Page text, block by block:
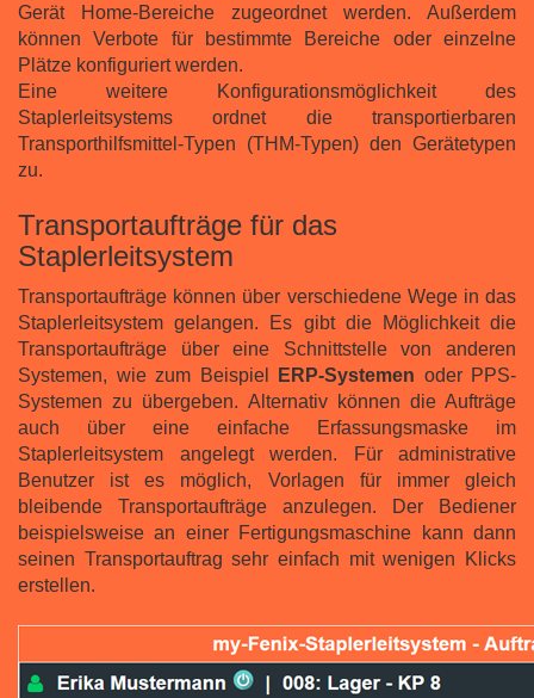
Gerät Home-Bereiche zugeordnet werden. Außerdem
können Verbote für bestimmte Bereiche oder einzelne
Plätze konfiguriert werden.
Eine weitere Konfigurationsmöglichkeit des
Staplerleitsystems ordnet die transportierbaren
Transporthilfsmittel-Typen (THM-Typen) den Gerätetypen
zu.
Transportaufträge für das
Staplerleitsystem
Transportaufträge können über verschiedene Wege in das
Staplerleitsystem gelangen. Es gibt die Möglichkeit die
Transportaufträge über eine Schnittstelle von anderen
Systemen, wie zum Beispiel
ERP-Systemen oder PPS-
Systemen zu übergeben. Alternativ können die Aufträge
auch über eine einfache Erfassungsmaske im
Staplerleitsystem angelegt werden. Für administrative
Benutzer ist es möglich, Vorlagen für immer gleich
bleibende Transportaufträge anzulegen. Der Bediener
beispielsweise an einer Fertigungsmaschine kann dann
seinen Transportauftrag sehr einfach mit wenigen Klicks
erstellen.